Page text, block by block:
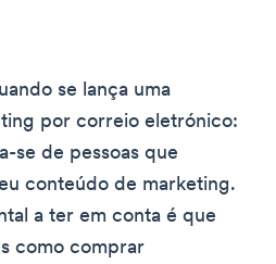
se lança uma
por correio eletrónico:
se de pessoas que
conteúdo de marketing.
a ter em conta é que
como comprar